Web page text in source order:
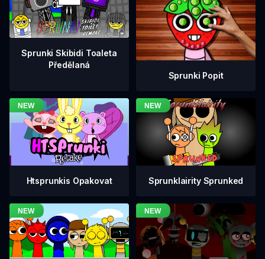
Sprunki Skibidi Toaleta
Předělaná
Sprunki Popit
Htsprunkis Opakovat Sprunklairity Sprunked